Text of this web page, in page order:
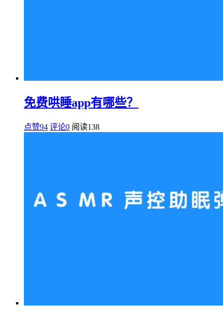
免费哄睡app有哪些？
点赞94 评论0 阅读138